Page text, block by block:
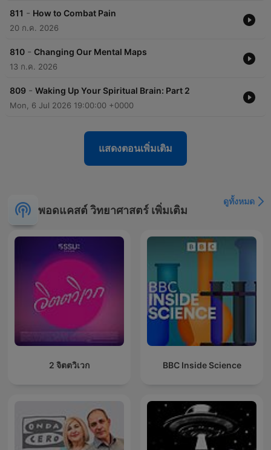
811 - How to Combat Pain
20 ก.ค. 2026
810 - Changing Our Mental Maps
13 ก.ค. 2026
809 - Waking Up Your Spiritual Brain: Part 2
Mon, 6 Jul 2026 19:00:00 +0000
แสดงตอนเพิ่มเติม
พอดแคสต์ วิทยาศาสตร์ เพิ่มเติม
ดูทั้งหมด
2 จิตตวิเวก BBC Inside Science